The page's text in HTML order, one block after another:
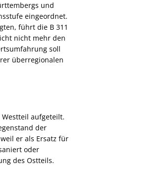
und
eingeordnet.
führt die B 311
nicht mehr den
soll
überregionalen
aufgeteilt.
der
er als Ersatz für
oder
des Ostteils.